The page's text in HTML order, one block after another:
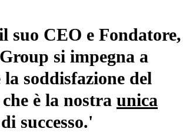
suo CEO e Fondatore,
si impegna a
soddisfazione del
è la nostra unica
successo.'